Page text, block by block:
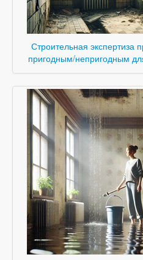
Строительная экспертиза
пригодным/непригодным